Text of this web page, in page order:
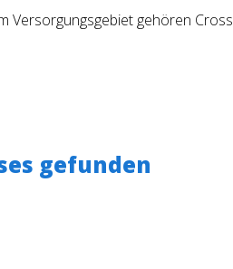
Versorgungsgebiet gehören Cross
gefunden